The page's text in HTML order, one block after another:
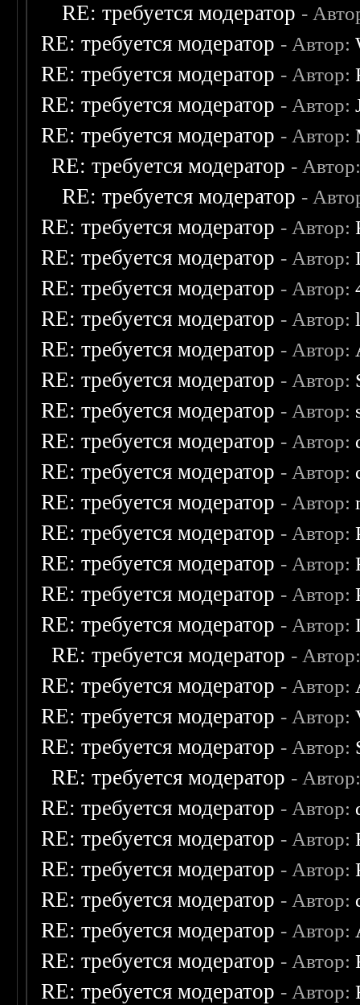
RE: требуется модератор -
RE: требуется модератор - Автор:
RE: требуется модератор - Автор:
RE: требуется модератор - Автор:
RE: требуется модератор - Автор:
RE: требуется модератор -
RE: требуется модератор -
RE: требуется модератор - Автор:
RE: требуется модератор - Автор:
RE: требуется модератор - Автор:
RE: требуется модератор - Автор:
RE: требуется модератор - Автор:
RE: требуется модератор - Автор:
RE: требуется модератор - Автор:
RE: требуется модератор - Автор:
RE: требуется модератор - Автор:
RE: требуется модератор - Автор:
RE: требуется модератор - Автор:
RE: требуется модератор - Автор:
RE: требуется модератор - Автор:
RE: требуется модератор - Автор:
RE: требуется модератор -
RE: требуется модератор - Автор:
RE: требуется модератор - Автор:
RE: требуется модератор - Автор:
RE: требуется модератор -
RE: требуется модератор - Автор:
RE: требуется модератор - Автор:
RE: требуется модератор - Автор:
RE: требуется модератор - Автор:
RE: требуется модератор - Автор:
RE: требуется модератор - Автор:
RE: требуется модератор - Автор: